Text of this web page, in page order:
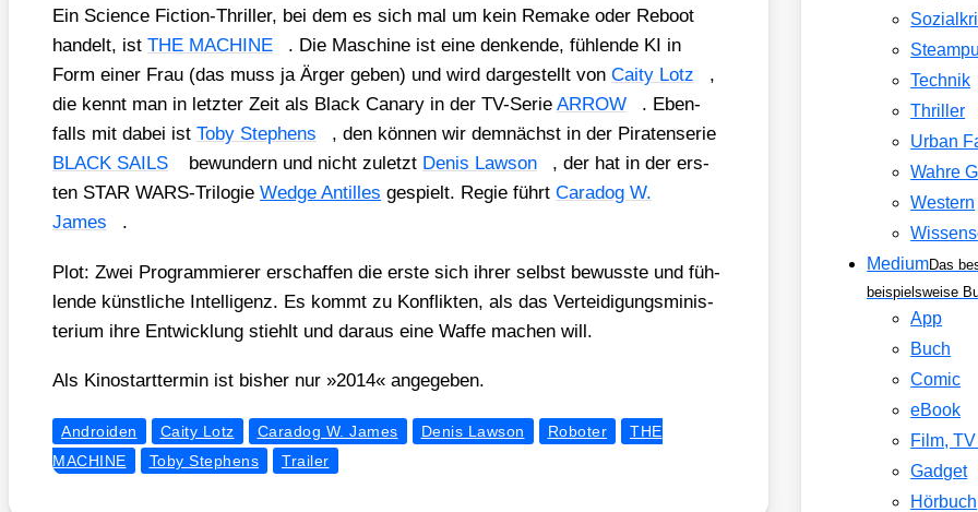
Ein Sci­ence Fic­tion-Thril­ler, bei dem es sich mal um kein Remake oder Reboot
han­delt, ist THE MACHINE
. Die Maschi­ne ist eine den­ken­de, füh­len­de KI in
Form einer Frau (das muss ja Ärger geben) und wird dar­ge­stellt von Cai­ty Lotz
,
die kennt man in letz­ter Zeit als Black Cana­ry in der TV-Serie ARROW
. Eben­
falls mit dabei ist Toby Ste­phens
, den kön­nen wir dem­nächst in der Pira­ten­se­rie
BLACK SAILS
bewun­dern und nicht zuletzt Denis Law­son
, der hat in der ers­
ten STAR WARS-Tri­lo­gie Wedge Antil­les gespielt. Regie führt Cara­dog W.
James
.
Plot: Zwei Pro­gram­mie­rer erschaf­fen die ers­te sich ihrer selbst bewuss­te und füh­
len­de künst­li­che Intel­li­genz. Es kommt zu Kon­flik­ten, als das Ver­tei­di­gungs­mi­nis­
te­ri­um ihre Ent­wick­lung stiehlt und dar­aus eine Waf­fe machen will.
Als Kino­start­ter­min ist bis­her nur »2014« ange­ge­ben.
Androiden Caity Lotz Caradog W. James Denis Lawson Roboter
THE
MACHINE
Toby Stephens Trailer
Technik
Thriller
Urban
Wahre
Western
MediumDas
beispielsweise
App
Buch
Comic
eBook
Film,
Gadget
Hörbuch